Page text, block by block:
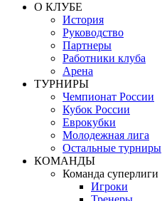
О КЛУБЕ
История
Руководство
Партнеры
Работники клуба
Арена
ТУРНИРЫ
Чемпионат России
Кубок России
Еврокубки
Молодежная лига
Остальные турниры
КОМАНДЫ
Команда суперлиги
Игроки